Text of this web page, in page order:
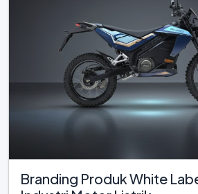
Branding Produk White